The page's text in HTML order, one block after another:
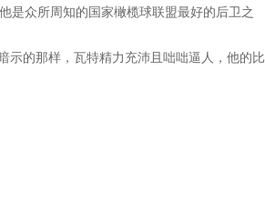
是众所周知的国家橄榄球联盟最好的后卫之
示的那样，瓦特精力充沛且咄咄逼人，他的比